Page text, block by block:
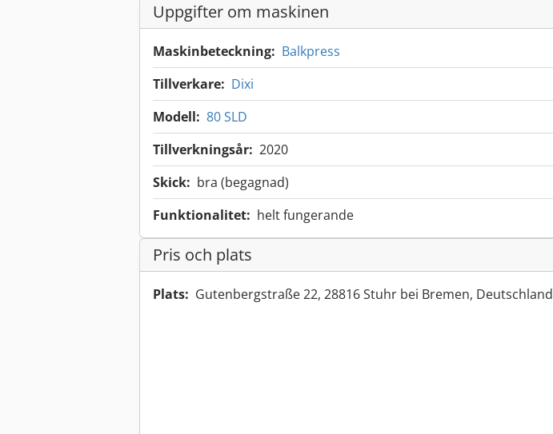
Uppgifter om maskinen
Maskinbeteckning: Balkpress
Tillverkare: Dixi
Modell: 80 SLD
Tillverkningsår: 2020
Skick: bra (begagnad)
Funktionalitet: helt fungerande
Pris och plats
Plats: Gutenbergstraße 22, 28816 Stuhr bei Bremen, Deutschland